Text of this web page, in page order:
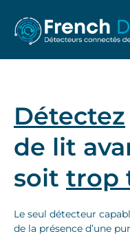
Détectez
de lit
soit trop
Le seul détecteur
de la présence d’une